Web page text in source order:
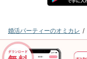
婚活パーティーのオミカレ